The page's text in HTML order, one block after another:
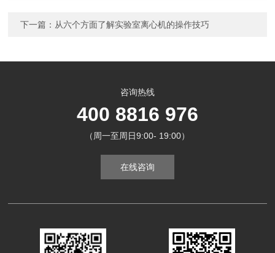
下一篇： 从六个方面了解实验室离心机的操作技巧
咨询热线
400 8816 976
（周一至周日9:00- 19:00）
在线咨询